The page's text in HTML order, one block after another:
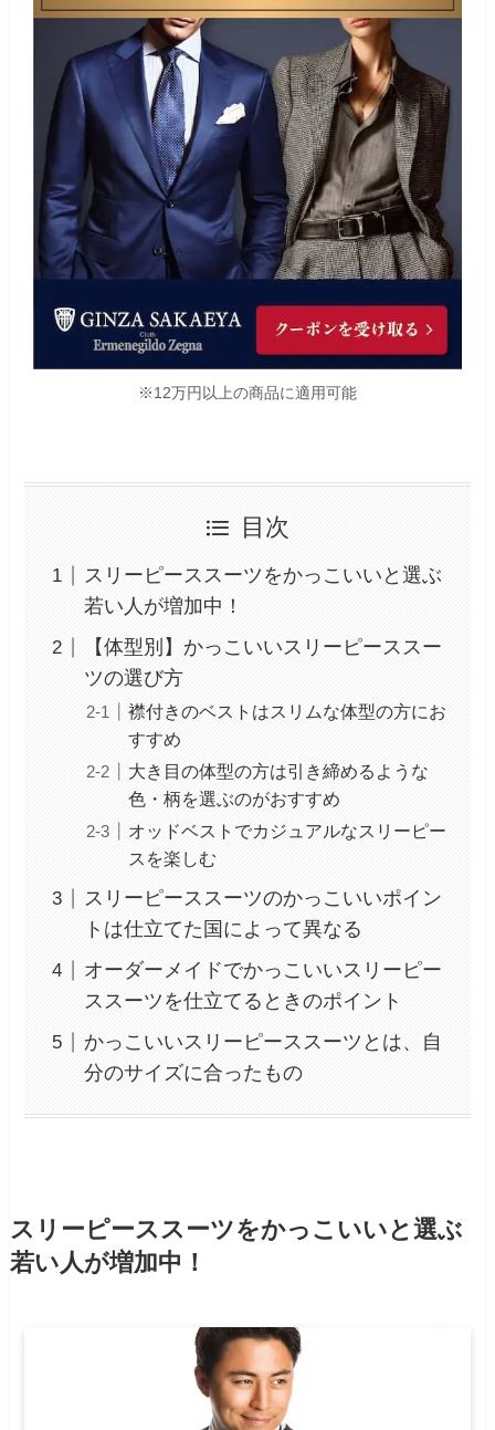
※12万円以上の商品に適用可能
目次
スリーピーススーツをかっこいいと選ぶ
若い人が増加中！
【体型別】かっこいいスリーピーススー
ツの選び方
襟付きのベストはスリムな体型の方にお
すすめ
大き目の体型の方は引き締めるような
色・柄を選ぶのがおすすめ
オッドベストでカジュアルなスリーピー
スを楽しむ
スリーピーススーツのかっこいいポイン
トは仕立てた国によって異なる
オーダーメイドでかっこいいスリーピー
ススーツを仕立てるときのポイント
かっこいいスリーピーススーツとは、自
分のサイズに合ったもの
スリーピーススーツをかっこいいと選ぶ
若い人が増加中！